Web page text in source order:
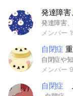
発達障害、
メンバー
自閉症 重
メンバー
自閉症